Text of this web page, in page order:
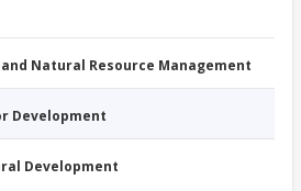
and Natural Resource Management
Development
Development